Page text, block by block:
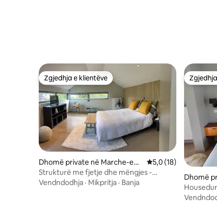
Zgjedhja e klientëve
Zgjedhja e klientëve
Dhomë private në Marche-en-
Famenne
Vlerësimi mesatar
5,0 (18)
Strukturë me fjetje dhe mëngjes -
L'Escale Marche
Vendndodhja · Mikpritja · Banja
Dhomë